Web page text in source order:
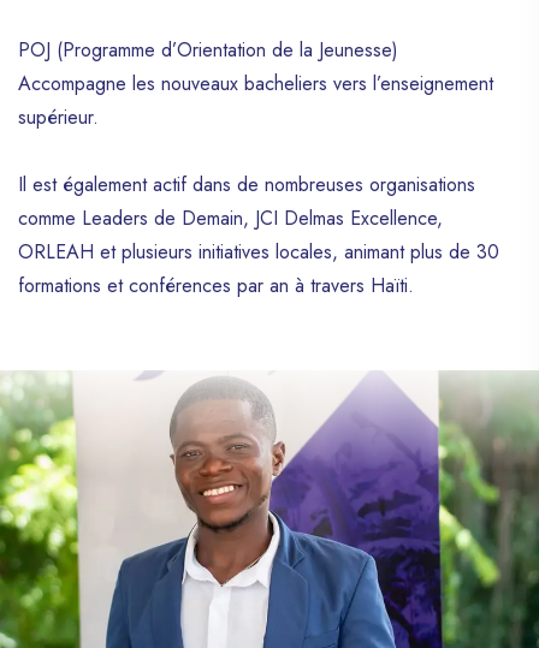
POJ (Programme d’Orientation de la Jeunesse)
Accompagne les nouveaux bacheliers vers l’enseignement
supérieur.
Il est également actif dans de nombreuses organisations
comme Leaders de Demain, JCI Delmas Excellence,
ORLEAH et plusieurs initiatives locales, animant plus de 30
formations et conférences par an à travers Haïti.